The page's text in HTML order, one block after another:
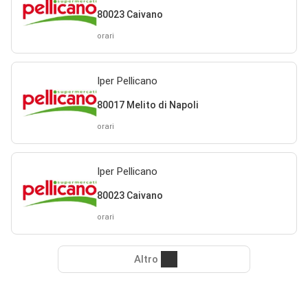
80023 Caivano
orari
Iper Pellicano
80017 Melito di Napoli
orari
Iper Pellicano
80023 Caivano
orari
Altro